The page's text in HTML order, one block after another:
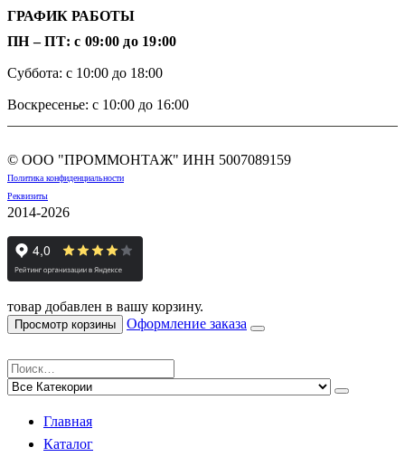
ГРАФИК РАБОТЫ
ПН – ПТ: с 09:00 до 19:00
Суббота: с 10:00 до 18:00
Воскресенье: с 10:00 до 16:00
© ООО "ПРОММОНТАЖ" ИНН 5007089159
Политика конфиденциальности
Реквизиты
2014-2026
товар добавлен в вашу корзину.
Просмотр корзины Оформление заказа
Главная
Каталог